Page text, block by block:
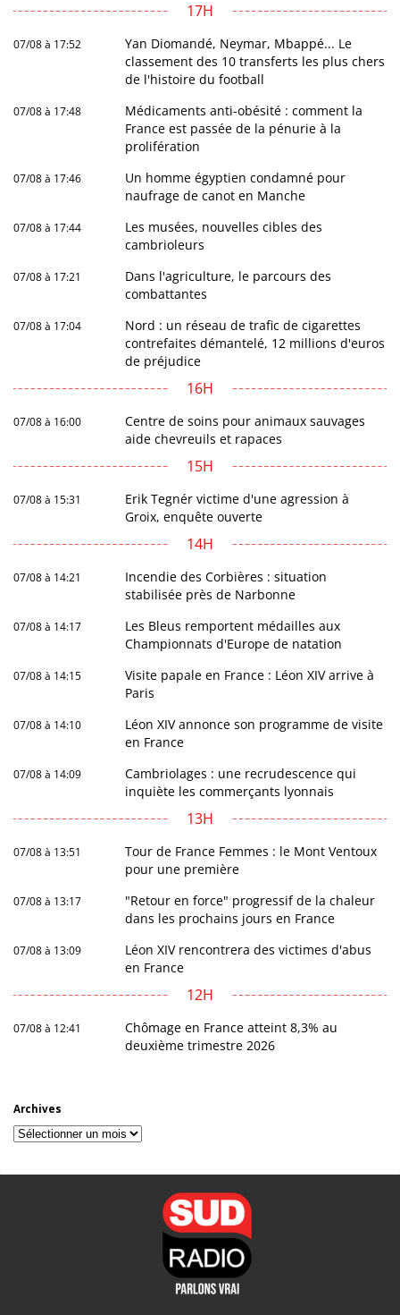
17H
07/08 à 17:52
Yan Diomandé, Neymar, Mbappé... Le
classement des 10 transferts les plus chers
de l'histoire du football
07/08 à 17:48
Médicaments anti-obésité : comment la
France est passée de la pénurie à la
prolifération
07/08 à 17:46
Un homme égyptien condamné pour
naufrage de canot en Manche
07/08 à 17:44
Les musées, nouvelles cibles des
cambrioleurs
07/08 à 17:21
Dans l'agriculture, le parcours des
combattantes
07/08 à 17:04
Nord : un réseau de trafic de cigarettes
contrefaites démantelé, 12 millions d'euros
de préjudice
16H
07/08 à 16:00
Centre de soins pour animaux sauvages
aide chevreuils et rapaces
15H
07/08 à 15:31
Erik Tegnér victime d'une agression à
Groix, enquête ouverte
14H
07/08 à 14:21
Incendie des Corbières : situation
stabilisée près de Narbonne
07/08 à 14:17
Les Bleus remportent médailles aux
Championnats d'Europe de natation
07/08 à 14:15
Visite papale en France : Léon XIV arrive à
Paris
07/08 à 14:10
Léon XIV annonce son programme de visite
en France
07/08 à 14:09
Cambriolages : une recrudescence qui
inquiète les commerçants lyonnais
13H
07/08 à 13:51
Tour de France Femmes : le Mont Ventoux
pour une première
07/08 à 13:17
"Retour en force" progressif de la chaleur
dans les prochains jours en France
07/08 à 13:09
Léon XIV rencontrera des victimes d'abus
en France
12H
07/08 à 12:41
Chômage en France atteint 8,3% au
deuxième trimestre 2026
Archives
Archives